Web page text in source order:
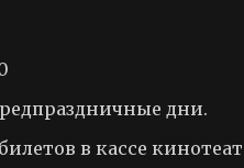
дни.
в кассе